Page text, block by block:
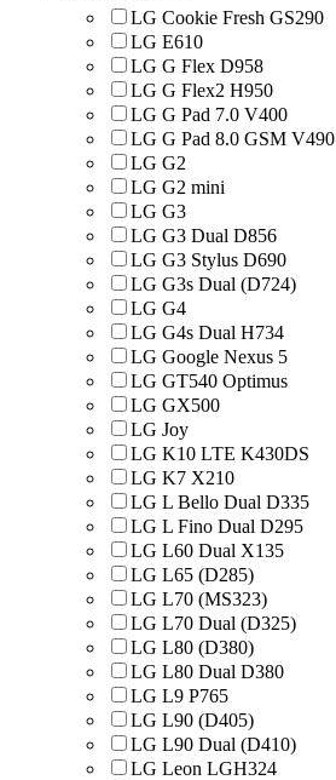
LG Cookie Fresh GS290
LG E610
LG G Flex D958
LG G Flex2 H950
LG G Pad 7.0 V400
LG G Pad 8.0 GSM V490
LG G2
LG G2 mini
LG G3
LG G3 Dual D856
LG G3 Stylus D690
LG G3s Dual (D724)
LG G4
LG G4s Dual H734
LG Google Nexus 5
LG GT540 Optimus
LG GX500
LG Joy
LG K10 LTE K430DS
LG K7 X210
LG L Bello Dual D335
LG L Fino Dual D295
LG L60 Dual X135
LG L65 (D285)
LG L70 (MS323)
LG L70 Dual (D325)
LG L80 (D380)
LG L80 Dual D380
LG L9 P765
LG L90 (D405)
LG L90 Dual (D410)
LG Leon LGH324